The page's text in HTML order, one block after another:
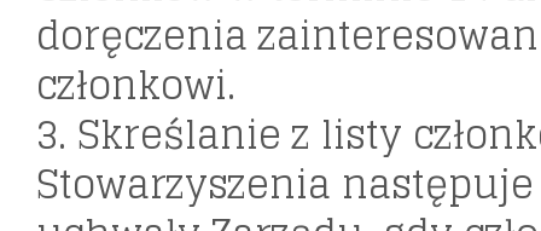
doręczenia
członkowi.
3. Skreślanie z listy
Stowarzyszenia